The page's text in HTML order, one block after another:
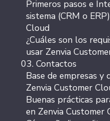
Primeros pasos e
sistema (CRM o
Cloud
¿Cuáles son los
usar Zenvia
03. Contactos
Base de empresas
Zenvia Customer
Buenas prácticas
en Zenvia Customer